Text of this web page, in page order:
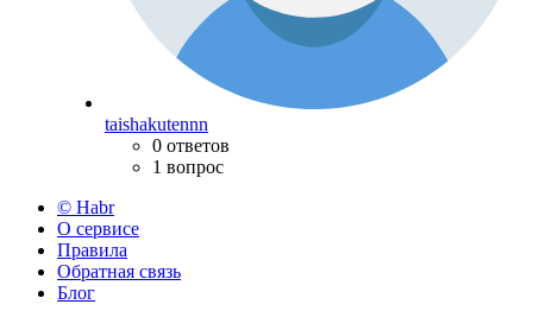
taishakutennn
0 ответов
1 вопрос
© Habr
О сервисе
Правила
Обратная связь
Блог